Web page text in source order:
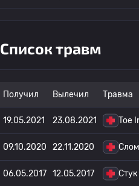
Список травм
Получил Вылечил Травма
19.05.2021 23.08.2021 Toe
09.10.2020 22.11.2020
06.05.2017 12.05.2017 Стук